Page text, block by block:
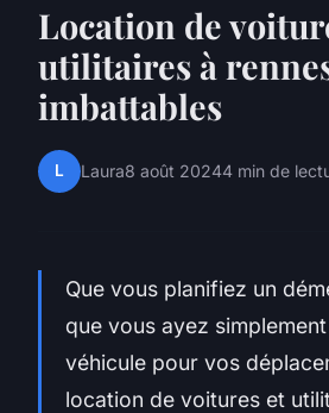
Location de
utilitaires à
imbattables
L Laura8 août 20244 min de
Que vous planifiez un
que vous ayez
véhicule pour vos
location de voitures et